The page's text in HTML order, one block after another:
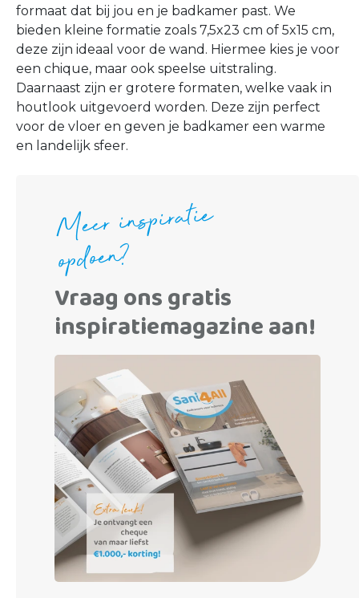
formaat dat bij jou en je badkamer past. We
bieden kleine formatie zoals 7,5x23 cm of 5x15 cm,
deze zijn ideaal voor de wand. Hiermee kies je voor
een chique, maar ook speelse uitstraling.
Daarnaast zijn er grotere formaten, welke vaak in
houtlook uitgevoerd worden. Deze zijn perfect
voor de vloer en geven je badkamer een warme
en landelijk sfeer.
Meer inspiratie
opdoen?
Vraag ons gratis
inspiratiemagazine aan!